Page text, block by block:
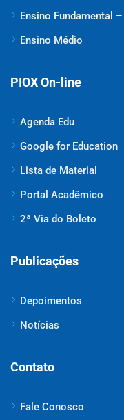
Ensino Fundamental
Ensino Médio
PIOX On-line
Agenda Edu
Google for Education
Lista de Material
Portal Acadêmico
2ª Via do Boleto
Publicações
Depoimentos
Notícias
Contato
Fale Conosco